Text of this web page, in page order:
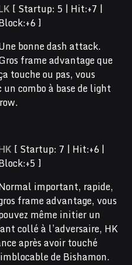
[ Startup: 5 | Hit:+7 |
]
bonne dash attack.
frame advantage que
touche ou pas, vous
combo à base de light
[ Startup: 7 | Hit:+6 |
]
important, rapide,
frame advantage, vous
même initier un
collé à l’adversaire, HK
après avoir touché
de Bishamon.